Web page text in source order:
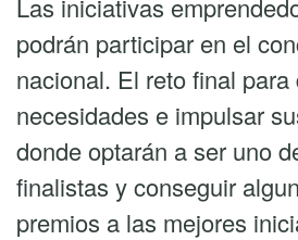
Las iniciativas
podrán participar en el
nacional. El reto final para
necesidades e impulsar
donde optarán a ser uno
finalistas y conseguir
premios a las mejores